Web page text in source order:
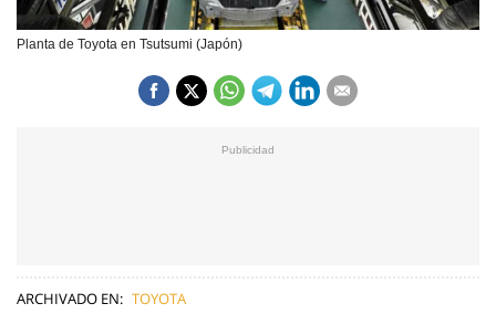
Planta de Toyota en Tsutsumi (Japón)
ARCHIVADO EN: TOYOTA